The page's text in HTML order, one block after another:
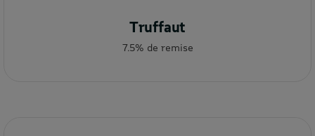
Truffaut
7.5% de remise